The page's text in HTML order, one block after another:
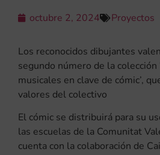
Actualidad
Tienda
octubre 2, 2024 Proyectos
Los reconocidos dibujantes
segundo número de la colección
musicales en clave de cómic’,
valores del colectivo
El cómic se distribuirá para su
las escuelas de la Comunitat
cuenta con la colaboración de